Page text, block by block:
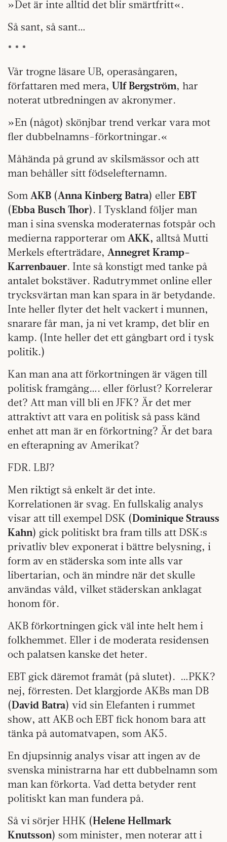
»Det är inte alltid det blir smärtfritt«.
Så sant, så sant…
* * *
Vår trogne läsare UB, operasångaren,
författaren med mera, Ulf Bergström, har
noterat utbredningen av akronymer.
»En (något) skönjbar trend verkar vara mot
fler dubbelnamns-förkortningar.«
Måhända på grund av skilsmässor och att
man behåller sitt födselefternamn.
SomAKB (Anna Kinberg Batra) eller EBT
(Ebba Busch Thor). I Tyskland följer man
man i sina svenska moderaternas fotspår och
medierna rapporterar omAKK, alltså Mutti
Merkels efterträdare, Annegret Kramp-
Karrenbauer. Inte så konstigt med tanke på
antalet bokstäver. Radutrymmet online eller
trycksvärtan man kan spara in är betydande.
Inte heller flyter det helt vackert i munnen,
snarare får man, ja ni vet kramp, det blir en
kamp. (Inte heller det ett gångbart ord i tysk
politik.)
Kan man ana att förkortningen är vägen till
politisk framgång…. eller förlust? Korrelerar
det? Att man vill bli en JFK? Är det mer
attraktivt att vara en politisk så pass känd
enhet att man är en förkortning? Är det bara
en efterapning av Amerikat?
FDR. LBJ?
Men riktigt så enkelt är det inte.
Korrelationen är svag. En fullskalig analys
visar att till exempel DSK (Dominique Strauss
Kahn) gick politiskt bra fram tills att DSK:s
privatliv blev exponerat i bättre belysning, i
form av en städerska som inte alls var
libertarian, och än mindre när det skulle
användas våld, vilket städerskan anklagat
honom för.
AKB förkortningen gick väl inte helt hem i
folkhemmet. Eller i de moderata residensen
och palatsen kanske det heter.
EBT gick däremot framåt (på slutet). …PKK?
nej, förresten. Det klargjorde AKBs man DB
(David Batra) vid sin Elefanten i rummet
show, att AKB och EBT fick honom bara att
tänka på automatvapen, som AK5.
En djupsinnig analys visar att ingen av de
svenska ministrarna har ett dubbelnamn som
man kan förkorta. Vad detta betyder rent
politiskt kan man fundera på.
Så vi sörjer HHK (Helene Hellmark
Knutsson) som minister, men noterar att i